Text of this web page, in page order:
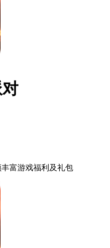
丰富游戏福利 及礼包